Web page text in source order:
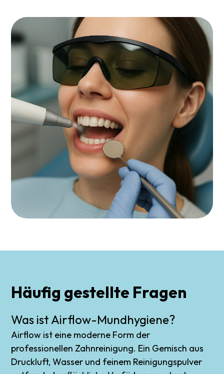
Häufig gestellte Fragen
Was ist Airflow-Mundhygiene?
Airflow ist eine moderne Form der
professionellen Zahnreinigung. Ein Gemisch aus
Druckluft, Wasser und feinem Reinigungspulver